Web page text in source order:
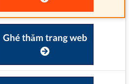
Ghé thăm trang web